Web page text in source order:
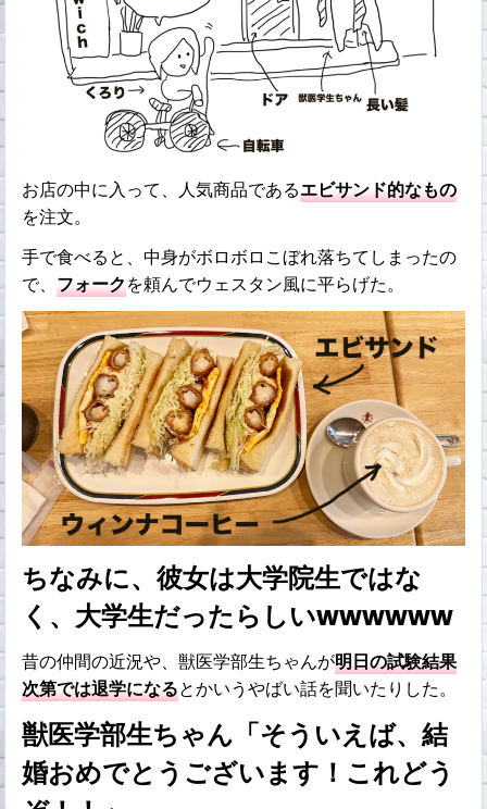
お店の中に入って、人気商品であるエビサンド的なもの
を注文。
手で食べると、中身がボロボロこぼれ落ちてしまったの
で、フォークを頼んでウェスタン風に平らげた。
ちなみに、彼女は大学院生ではな
く、大学生だったらしいwwwwww
昔の仲間の近況や、獣医学部生ちゃんが明日の試験結果
次第では退学になるとかいうやばい話を聞いたりした。
獣医学部生ちゃん「そういえば、結
婚おめでとうございます！これどう